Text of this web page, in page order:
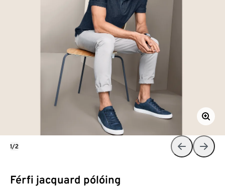
Férfi jacquard pólóing
1/2